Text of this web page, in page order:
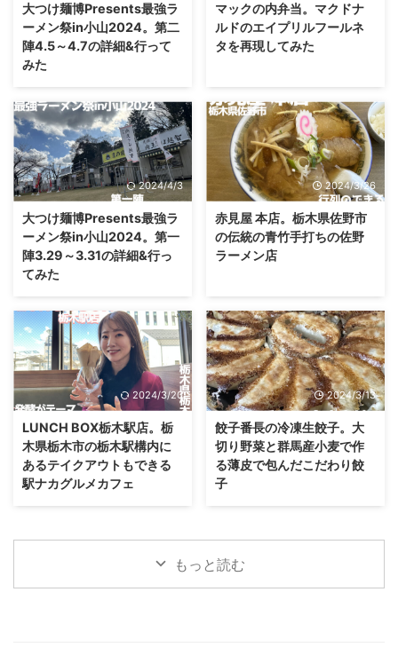
大つけ麺博Presents最強ラ
ーメン祭in小山2024。第二
陣4.5～4.7の詳細&行って
みた
マックの内弁当。マクドナ
ルドのエイプリルフールネ
タを再現してみた
2024/4/3
大つけ麺博Presents最強ラ
ーメン祭in小山2024。第一
陣3.29～3.31の詳細&行っ
てみた
2024/3/26
赤見屋 本店。栃木県佐野市
の伝統の青竹手打ちの佐野
ラーメン店
2024/3/20
LUNCH BOX栃木駅店。栃
木県栃木市の栃木駅構内に
あるテイクアウトもできる
駅ナカグルメカフェ
2024/3/13
餃子番長の冷凍生餃子。大
切り野菜と群馬産小麦で作
る薄皮で包んだこだわり餃
子
もっと読む